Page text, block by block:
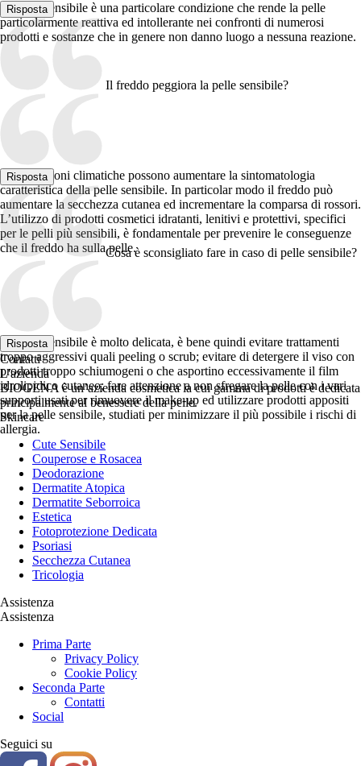
La pelle sensibile è una particolare condizione che rende la pelle
particolarmente reattiva ed intollerante nei confronti di numerosi
prodotti e sostanze che in genere non danno luogo a nessuna reazione.
Risposta
Il freddo peggiora la pelle sensibile?
Le condizioni climatiche possono aumentare la sintomatologia
caratteristica della pelle sensibile. In particolar modo il freddo può
aumentare la secchezza cutanea ed incrementare la comparsa di rossori.
L’utilizzo di prodotti cosmetici idratanti, lenitivi e protettivi, specifici
per le pelli più sensibili, è fondamentale per prevenire le conseguenze
che il freddo ha sulla pelle.
Risposta
Cosa è sconsigliato fare in caso di pelle sensibile?
La pelle sensibile è molto delicata, è bene quindi evitare trattamenti
troppo aggressivi quali peeling o scrub; evitare di detergere il viso con
prodotti troppo schiumogeni o che asportino eccessivamente il film
idrolipidico cutaneo; fare attenzione a non sfregare la pelle con i vari
supporti usati per rimuovere il make-up ed utilizzare prodotti appositi
per la pelle sensibile, studiati per minimizzare il più possibile i rischi di
allergia.
Risposta
Contatti
L'azienda
BIOGENA è un’azienda cosmetica la cui gamma di prodotti è dedicata
principalmente al benessere della pelle.
Skincare
Cute Sensibile
Couperose e Rosacea
Deodorazione
Dermatite Atopica
Dermatite Seborroica
Estetica
Fotoprotezione Dedicata
Psoriasi
Secchezza Cutanea
Tricologia
Assistenza
Assistenza
Prima Parte
Privacy Policy
Cookie Policy
Seconda Parte
Contatti
Social
Seguici su